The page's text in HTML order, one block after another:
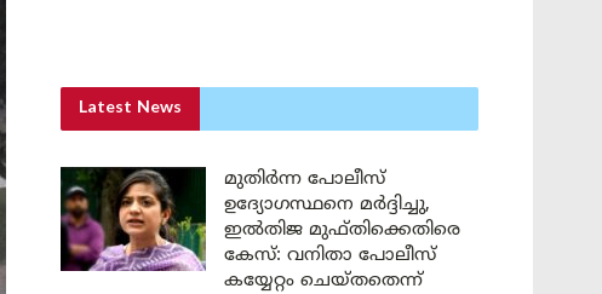
Latest News
മുതിർന്ന പോലീസ്
ഉദ്യോഗസ്ഥനെ മർദ്ദിച്ചു,
ഇൽതിജ മുഫ്തിക്കെതിരെ
കേസ്: വനിതാ പോലീസ്
കയ്യേറ്റം ചെയ്തതെന്ന്